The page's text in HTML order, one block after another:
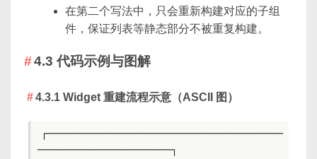
在第二个写法中，只会重新构建对应的子组
件，保证列表等静态部分不被重复构建。
4.3 代码示例与图解
4.3.1 Widget 重建流程示意（ASCII 图）
┌─────────────────────────────────────
─────────────────────┐